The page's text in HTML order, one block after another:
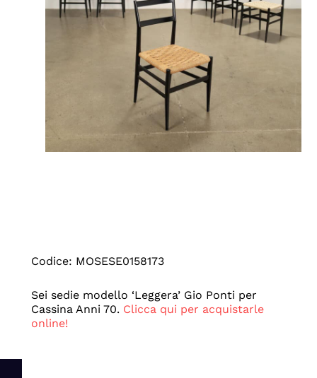
Codice: MOSESE0158173
Sei sedie modello ‘Leggera’ Gio Ponti per
Cassina Anni 70. Clicca qui per acquistarle
online!